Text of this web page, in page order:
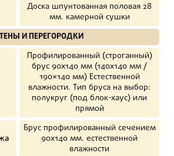
Доска шпунтованная половая 28
мм. камерной сушки
И ПЕРЕГОРОДКИ
Профилированный (строганный)
брус 90х140 мм (140х140 мм /
190×140 мм) Естественной
влажности. Тип бруса на выбор:
полукруг (под блок-хаус) или
прямой
Брус профилированный сечением
90х140 мм. естественной
влажности